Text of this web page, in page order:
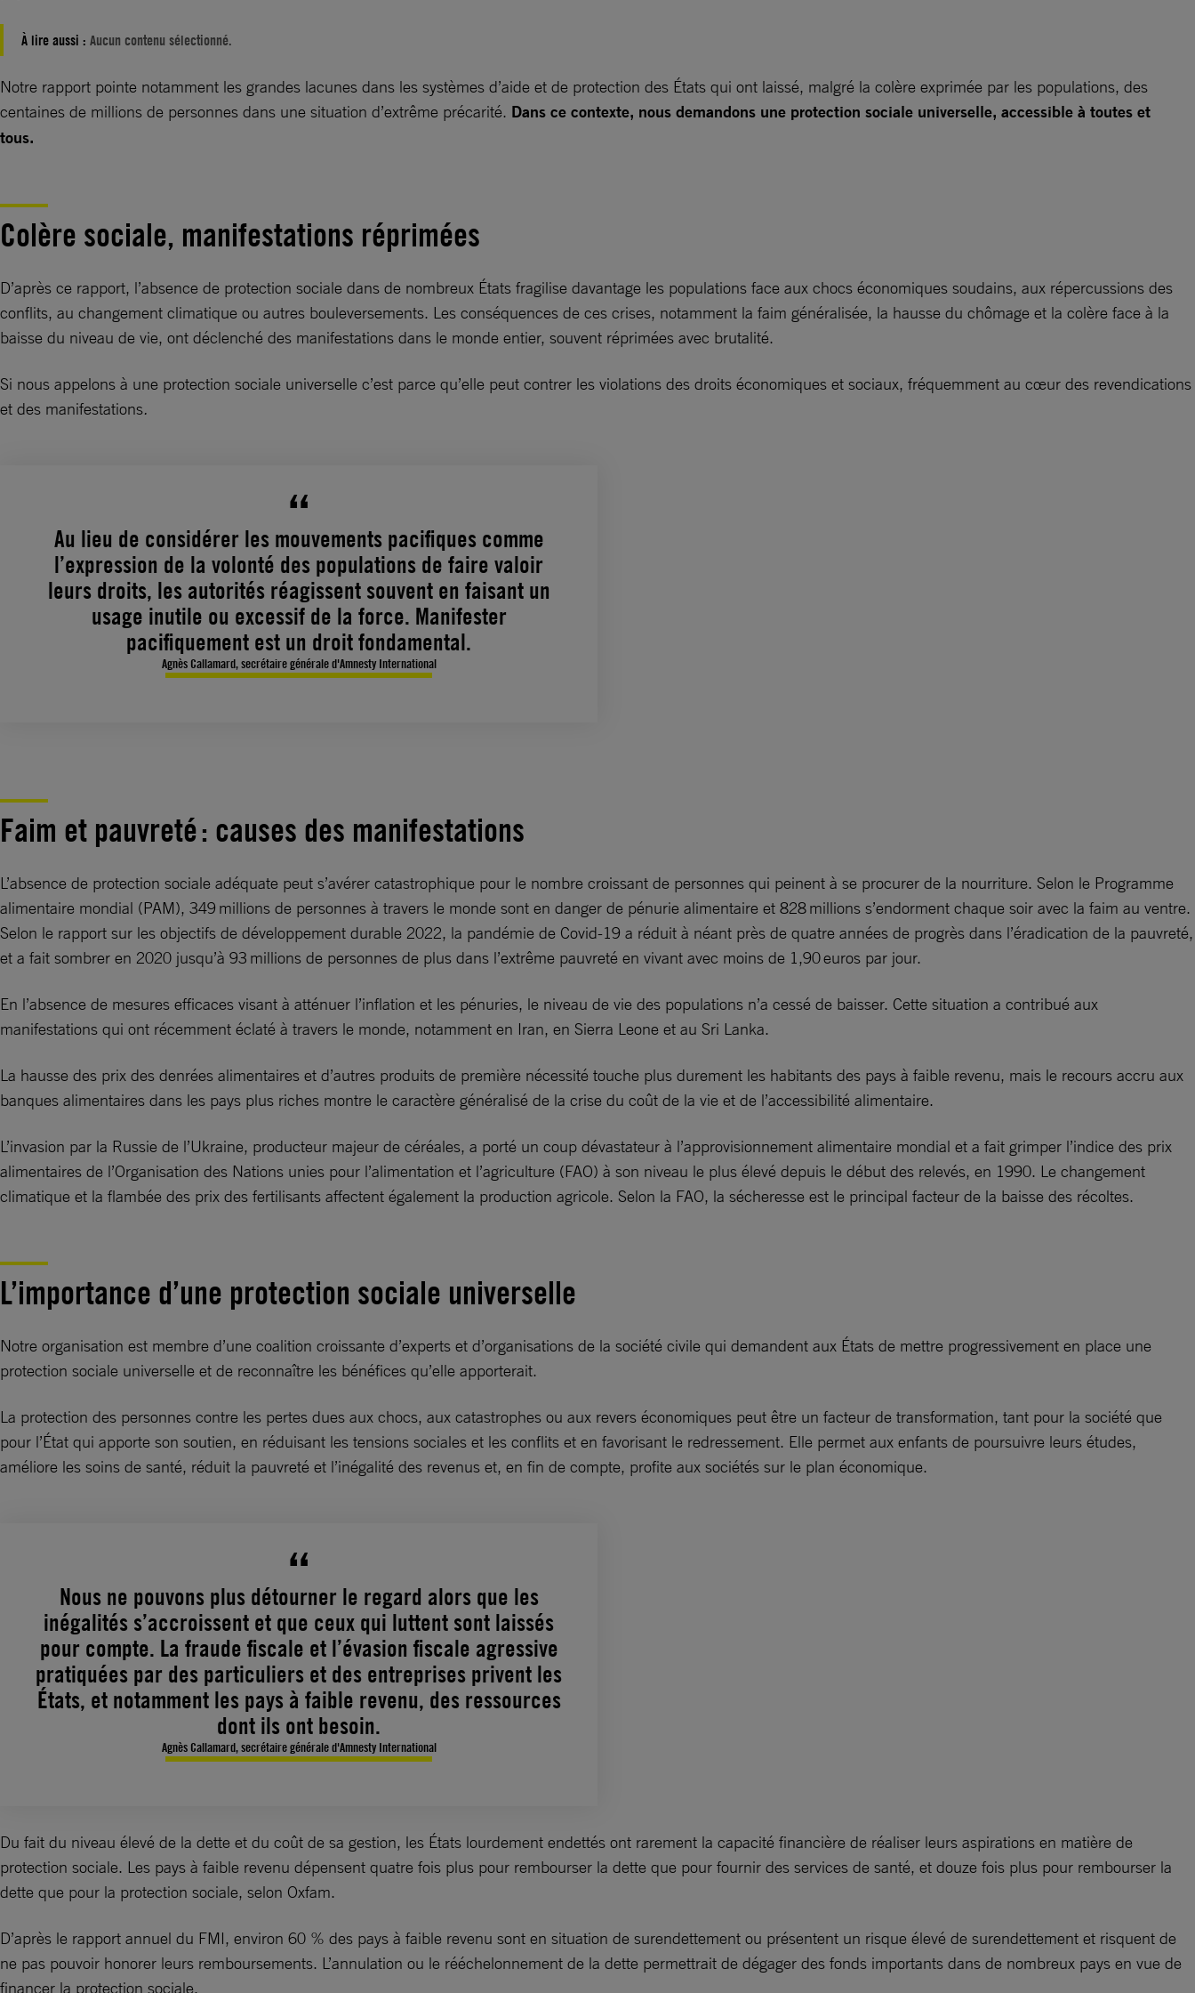
À lire aussi : Aucun contenu sélectionné.
Notre rapport pointe notamment les grandes lacunes dans les systèmes d’aide et de protection des États qui ont laissé, malgré la colère exprimée par les populations, des
centaines de millions de personnes dans une situation d’extrême précarité. Dans ce contexte, nous demandons une protection sociale universelle, accessible à toutes et
tous.
Colère sociale, manifestations réprimées
D’après ce rapport, l’absence de protection sociale dans de nombreux États fragilise davantage les populations face aux chocs économiques soudains, aux répercussions des
conflits, au changement climatique ou autres bouleversements. Les conséquences de ces crises, notamment la faim généralisée, la hausse du chômage et la colère face à la
baisse du niveau de vie, ont déclenché des manifestations dans le monde entier, souvent réprimées avec brutalité.
Si nous appelons à une protection sociale universelle c’est parce qu’elle peut contrer les violations des droits économiques et sociaux, fréquemment au cœur des revendications
et des manifestations.
Au lieu de considérer les mouvements pacifiques comme
l’expression de la volonté des populations de faire valoir
leurs droits, les autorités réagissent souvent en faisant un
usage inutile ou excessif de la force. Manifester
pacifiquement est un droit fondamental.
Agnès Callamard, secrétaire générale d'Amnesty International
Faim et pauvreté : causes des manifestations
L’absence de protection sociale adéquate peut s’avérer catastrophique pour le nombre croissant de personnes qui peinent à se procurer de la nourriture. Selon le Programme
alimentaire mondial (PAM), 349 millions de personnes à travers le monde sont en danger de pénurie alimentaire et 828 millions s’endorment chaque soir avec la faim au ventre.
Selon le rapport sur les objectifs de développement durable 2022, la pandémie de Covid-19 a réduit à néant près de quatre années de progrès dans l’éradication de la pauvreté,
et a fait sombrer en 2020 jusqu’à 93 millions de personnes de plus dans l’extrême pauvreté en vivant avec moins de 1,90 euros par jour.
En l’absence de mesures efficaces visant à atténuer l’inflation et les pénuries, le niveau de vie des populations n’a cessé de baisser. Cette situation a contribué aux
manifestations qui ont récemment éclaté à travers le monde, notamment en Iran, en Sierra Leone et au Sri Lanka.
La hausse des prix des denrées alimentaires et d’autres produits de première nécessité touche plus durement les habitants des pays à faible revenu, mais le recours accru aux
banques alimentaires dans les pays plus riches montre le caractère généralisé de la crise du coût de la vie et de l’accessibilité alimentaire.
L’invasion par la Russie de l’Ukraine, producteur majeur de céréales, a porté un coup dévastateur à l’approvisionnement alimentaire mondial et a fait grimper l’indice des prix
alimentaires de l’Organisation des Nations unies pour l’alimentation et l’agriculture (FAO) à son niveau le plus élevé depuis le début des relevés, en 1990. Le changement
climatique et la flambée des prix des fertilisants affectent également la production agricole. Selon la FAO, la sécheresse est le principal facteur de la baisse des récoltes.
L’importance d’une protection sociale universelle
Notre organisation est membre d’une coalition croissante d’experts et d’organisations de la société civile qui demandent aux États de mettre progressivement en place une
protection sociale universelle et de reconnaître les bénéfices qu’elle apporterait.
La protection des personnes contre les pertes dues aux chocs, aux catastrophes ou aux revers économiques peut être un facteur de transformation, tant pour la société que
pour l’État qui apporte son soutien, en réduisant les tensions sociales et les conflits et en favorisant le redressement. Elle permet aux enfants de poursuivre leurs études,
améliore les soins de santé, réduit la pauvreté et l’inégalité des revenus et, en fin de compte, profite aux sociétés sur le plan économique.
Nous ne pouvons plus détourner le regard alors que les
inégalités s’accroissent et que ceux qui luttent sont laissés
pour compte. La fraude fiscale et l’évasion fiscale agressive
pratiquées par des particuliers et des entreprises privent les
États, et notamment les pays à faible revenu, des ressources
dont ils ont besoin.
Agnès Callamard, secrétaire générale d'Amnesty International
Du fait du niveau élevé de la dette et du coût de sa gestion, les États lourdement endettés ont rarement la capacité financière de réaliser leurs aspirations en matière de
protection sociale. Les pays à faible revenu dépensent quatre fois plus pour rembourser la dette que pour fournir des services de santé, et douze fois plus pour rembourser la
dette que pour la protection sociale, selon Oxfam.
D’après le rapport annuel du FMI, environ 60 % des pays à faible revenu sont en situation de surendettement ou présentent un risque élevé de surendettement et risquent de
ne pas pouvoir honorer leurs remboursements. L’annulation ou le rééchelonnement de la dette permettrait de dégager des fonds importants dans de nombreux pays en vue de
financer la protection sociale.